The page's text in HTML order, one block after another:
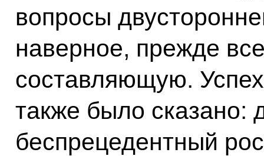
вопросы
наверное, прежде
составляющую.
также было сказано:
беспрецедентный